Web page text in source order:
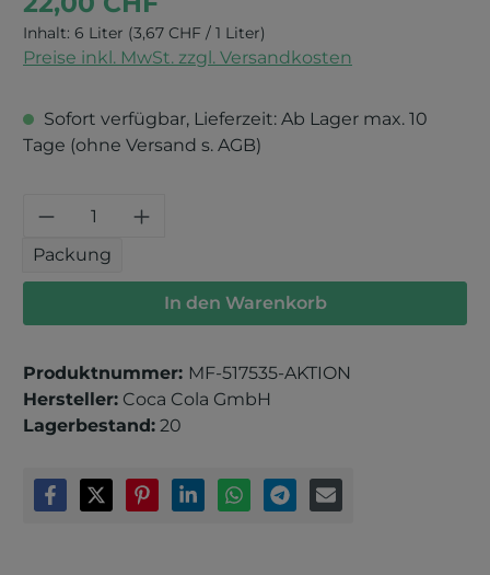
Inhalt: 6 Liter (3,67 CHF / 1 Liter)
Preise inkl. MwSt. zzgl. Versandkosten
Sofort verfügbar, Lieferzeit: Ab Lager max. 10
Tage (ohne Versand s. AGB)
Produkt Anzahl: Gib den
Packung
In den Warenkorb
Produktnummer: MF-517535-AKTION
Hersteller: Coca Cola GmbH
Lagerbestand: 20